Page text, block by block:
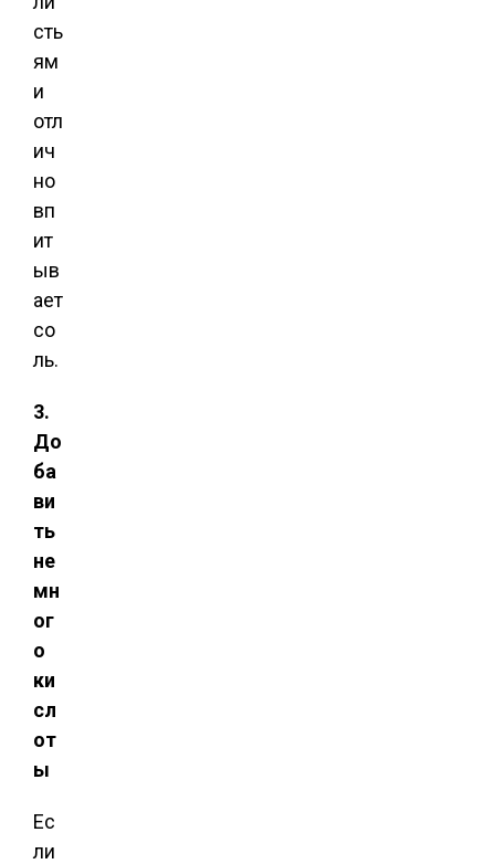
сть
ям
и
отл
ич
но
вп
ит
ыв
ает
со
ль.
3.
До
ба
ви
ть
не
мн
ог
о
ки
сл
от
ы
Ес
ли